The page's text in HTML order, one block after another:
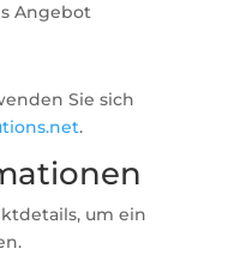
Angebot
Sie sich
.
um ein